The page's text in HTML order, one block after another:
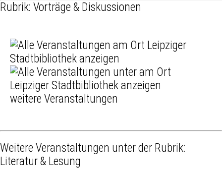
Rubrik: Vorträge & Diskussionen
weitere Veranstaltungen
Weitere Veranstaltungen unter der Rubrik:
Literatur & Lesung